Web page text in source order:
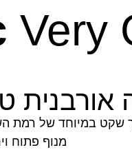
Very
אורבנית
באיזור שקט במיוחד של
מנוף פתוח